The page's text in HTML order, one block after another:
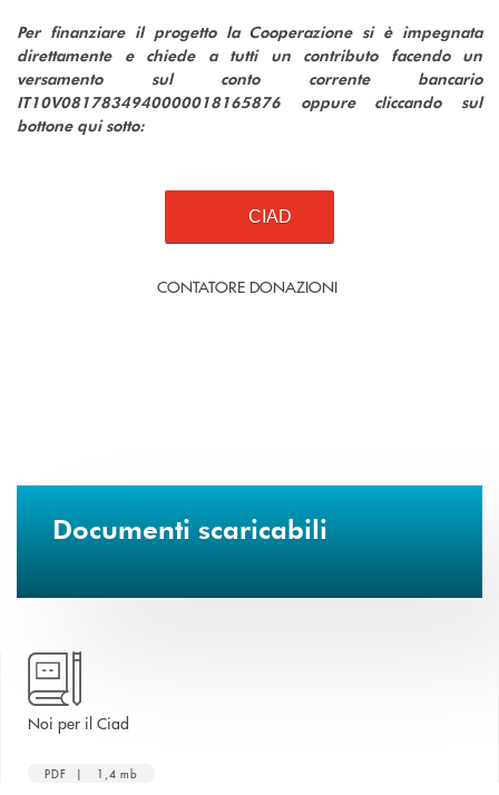
Per finanziare il progetto la Cooperazione si è impegnata
direttamente e chiede a tutti un contributo facendo un
versamento sul conto corrente bancario
IT10V0817834940000018165876 oppure cliccando sul
bottone qui sotto:
CIAD
CONTATORE DONAZIONI
Documenti scaricabili
Noi per il Ciad
PDF | 1,4 mb